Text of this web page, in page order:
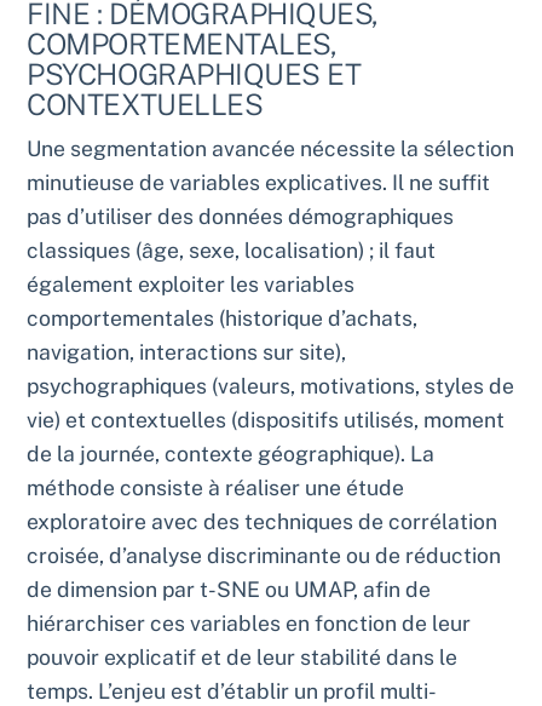
FINE : DÉMOGRAPHIQUES,
COMPORTEMENTALES,
PSYCHOGRAPHIQUES ET
CONTEXTUELLES
Une segmentation avancée nécessite la sélection
minutieuse de variables explicatives. Il ne suffit
pas d’utiliser des données démographiques
classiques (âge, sexe, localisation) ; il faut
également exploiter les variables
comportementales (historique d’achats,
navigation, interactions sur site),
psychographiques (valeurs, motivations, styles de
vie) et contextuelles (dispositifs utilisés, moment
de la journée, contexte géographique). La
méthode consiste à réaliser une étude
exploratoire avec des techniques de corrélation
croisée, d’analyse discriminante ou de réduction
de dimension par t-SNE ou UMAP, afin de
hiérarchiser ces variables en fonction de leur
pouvoir explicatif et de leur stabilité dans le
temps. L’enjeu est d’établir un profil multi-